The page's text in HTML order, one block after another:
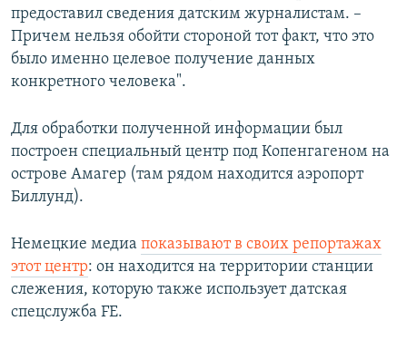
предоставил сведения датским журналистам. –
Причем нельзя обойти стороной тот факт, что это
было именно целевое получение данных
конкретного человека".
Для обработки полученной информации был
построен специальный центр под Копенгагеном на
острове Амагер (там рядом находится аэропорт
Биллунд).
Немецкие медиа показывают в своих репортажах
этот центр: он находится на территории станции
слежения, которую также использует датская
спецслужба FE.